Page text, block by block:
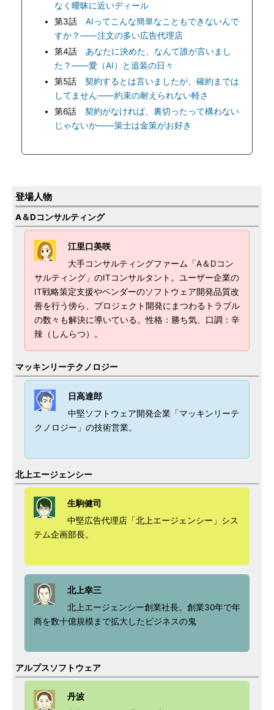
なく曖昧に近いディール
第3話 AIってこんな簡単なこともできないんで
すか？――注文の多い広告代理店
第4話 あなたに決めた、なんて誰が言いまし
た？――愛（AI）と追装の日々
第5話 契約するとは言いましたが、確約までは
してません――約束の耐えられない軽さ
第6話 契約がなければ、裏切ったって構わない
じゃないか――策士は金策がお好き
登場人物
A＆Dコンサルティング
江里口美咲
大手コンサルティングファーム「A＆Dコン
サルティング」のITコンサルタント。ユーザー企業の
IT戦略策定支援やベンダーのソフトウェア開発品質改
善を行う傍ら、プロジェクト開発にまつわるトラブル
の数々も解決に導いている。性格：勝ち気、口調：辛
辣（しんらつ）。
マッキンリーテクノロジー
日高達郎
中堅ソフトウェア開発企業「マッキンリーテ
クノロジー」の技術営業。
北上エージェンシー
生駒健司
中堅広告代理店「北上エージェンシー」シス
テム企画部長。
北上幸三
北上エージェンシー創業社長。創業30年で年
商を数十億規模まで拡大したビジネスの鬼
アルプスソフトウェア
丹波